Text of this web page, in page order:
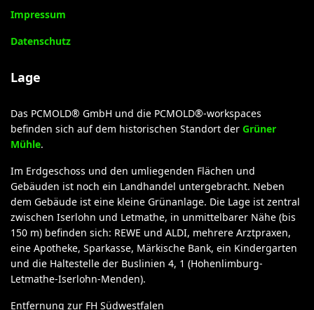
Impressum
Datenschutz
Lage
Das PCMOLD® GmbH und die PCMOLD®-workspaces
befinden sich auf dem historischen Standort der Grüner
Mühle.
Im Erdgeschoss und den umliegenden Flächen und
Gebäuden ist noch ein Landhandel untergebracht. Neben
dem Gebäude ist eine kleine Grünanlage. Die Lage ist zentral
zwischen Iserlohn und Letmathe, in unmittelbarer Nähe (bis
150 m) befinden sich: REWE und ALDI, mehrere Arztpraxen,
eine Apotheke, Sparkasse, Märkische Bank, ein Kindergarten
und die Haltestelle der Buslinien 4, 1 (Hohenlimburg-
Letmathe-Iserlohn-Menden).
Entfernung zur FH Südwestfalen